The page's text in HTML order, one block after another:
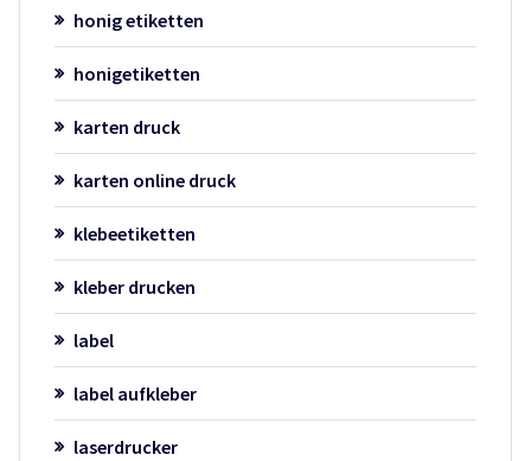
honig etiketten
honigetiketten
karten druck
karten online druck
klebeetiketten
kleber drucken
label
label aufkleber
laserdrucker